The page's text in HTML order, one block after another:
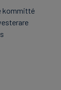
kommitté